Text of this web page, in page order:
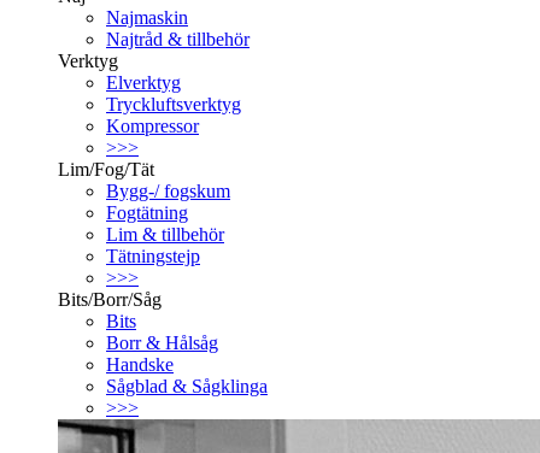
Najmaskin
Najtråd & tillbehör
Verktyg
Elverktyg
Tryckluftsverktyg
Kompressor
>>>
Lim/Fog/Tät
Bygg-/ fogskum
Fogtätning
Lim & tillbehör
Tätningstejp
>>>
Bits/Borr/Såg
Bits
Borr & Hålsåg
Handske
Sågblad & Sågklinga
>>>